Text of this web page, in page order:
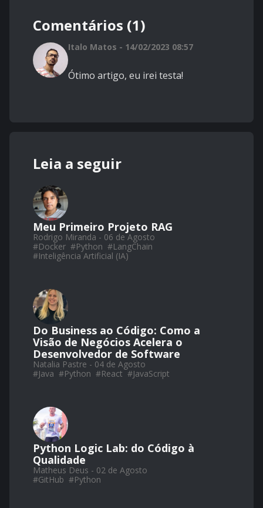
Comentários (1)
Italo Matos - 14/02/2023 08:57
Ótimo artigo, eu irei testa!
Leia a seguir
Meu Primeiro Projeto RAG
Rodrigo Miranda - 06 de Agosto
#Docker #Python #LangChain
#Inteligência Artificial (IA)
Do Business ao Código: Como a
Visão de Negócios Acelera o
Desenvolvedor de Software
Natalia Pastre - 04 de Agosto
#Java #Python #React #JavaScript
Python Logic Lab: do Código à
Qualidade
Matheus Deus - 02 de Agosto
#GitHub #Python